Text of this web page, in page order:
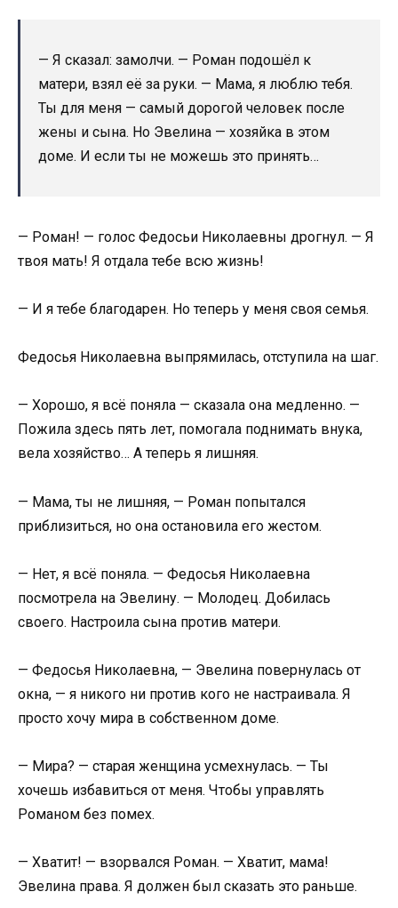
— Я сказал: замолчи. — Роман подошёл к
матери, взял её за руки. — Мама, я люблю тебя.
Ты для меня — самый дорогой человек после
жены и сына. Но Эвелина — хозяйка в этом
доме. И если ты не можешь это принять…
— Роман! — голос Федосьи Николаевны дрогнул. — Я
твоя мать! Я отдала тебе всю жизнь!
— И я тебе благодарен. Но теперь у меня своя семья.
Федосья Николаевна выпрямилась, отступила на шаг.
— Хорошо, я всё поняла — сказала она медленно. —
Пожила здесь пять лет, помогала поднимать внука,
вела хозяйство… А теперь я лишняя.
— Мама, ты не лишняя, — Роман попытался
приблизиться, но она остановила его жестом.
— Нет, я всё поняла. — Федосья Николаевна
посмотрела на Эвелину. — Молодец. Добилась
своего. Настроила сына против матери.
— Федосья Николаевна, — Эвелина повернулась от
окна, — я никого ни против кого не настраивала. Я
просто хочу мира в собственном доме.
— Мира? — старая женщина усмехнулась. — Ты
хочешь избавиться от меня. Чтобы управлять
Романом без помех.
— Хватит! — взорвался Роман. — Хватит, мама!
Эвелина права. Я должен был сказать это раньше.